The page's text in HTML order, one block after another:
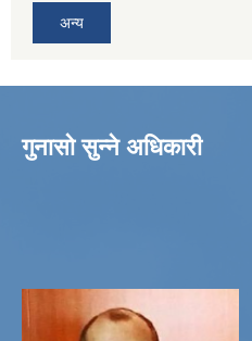
अन्य
गुनासो सुन्ने अधिकारी